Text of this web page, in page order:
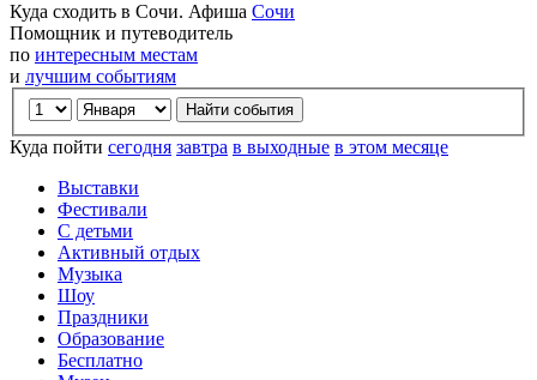
Куда сходить в Сочи. Афиша Сочи
Помощник и путеводитель
по интересным местам
и лучшим событиям
Куда пойти сегодня завтра в выходные в этом месяце
Выставки
Фестивали
С детьми
Активный отдых
Музыка
Шоу
Праздники
Образование
Бесплатно